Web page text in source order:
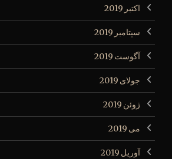
اکتبر 2019
سپتامبر 2019
آگوست 2019
جولای 2019
ژوئن 2019
می 2019
آوریل 2019